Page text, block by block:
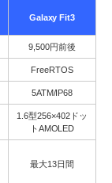
Galaxy Fit3
9,500円前後
FreeRTOS
5ATM/IP68
1.6型256×402ドッ
トAMOLED
最大13日間